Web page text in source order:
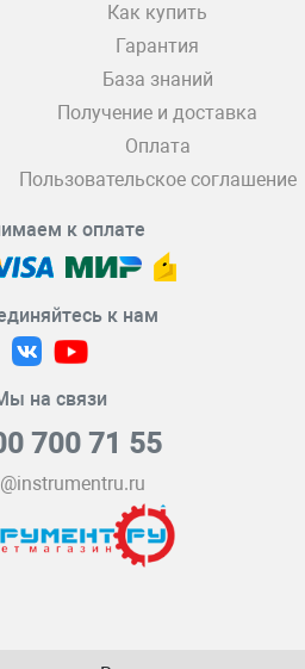
Как купить
Гарантия
База знаний
Получение и доставка
Оплата
Пользовательское соглашение
к оплате
к нам
на связи
700 71 55